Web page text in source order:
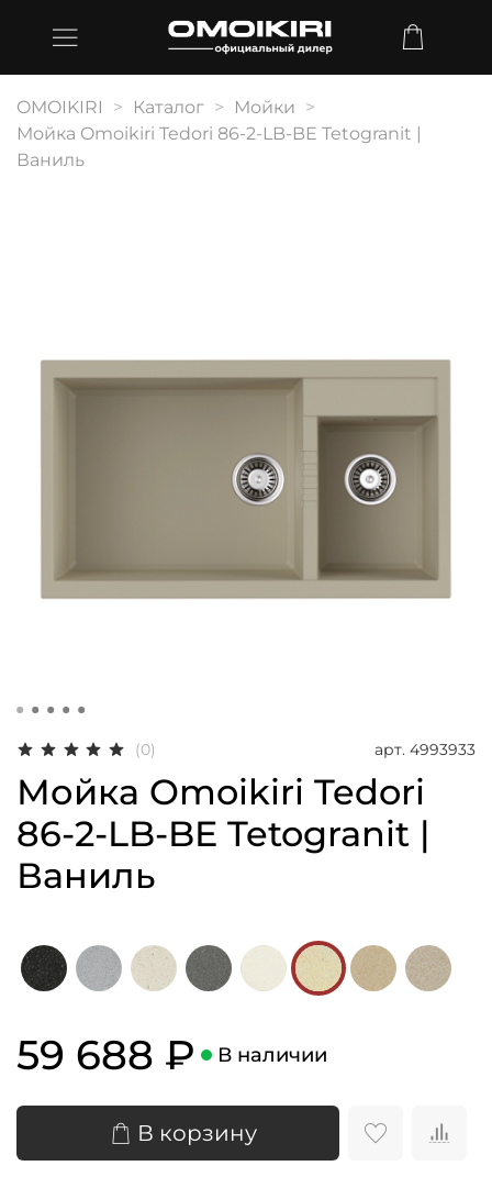
OMOIKIRI Каталог
Мойки
Мойка Omoikiri Tedori 86-2-LB-BE Tetogranit |
Ваниль
(0) арт. 4993933
Мойка Omoikiri Tedori
86-2-LB-BE Tetogranit |
Ваниль
59 688 ₽ В наличии
В корзину